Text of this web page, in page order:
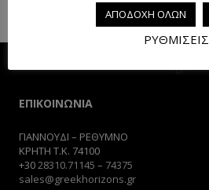
ΕΠΙΚΟΙΝΩΝΙΑ
ΓΙΑΝΝΟΥΔΙ – ΡΕΘΥΜΝΟ
ΚΡΗΤΗ Τ.Κ. 74100
+3028310.71145 – 74375
sales@greekhorizons.gr
ΑΠΟΔΟΧΗ ΟΛΩΝ
ΡΥΘΜΙΣΕΙΣ